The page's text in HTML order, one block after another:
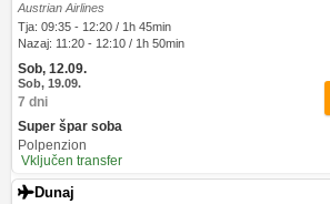
Austrian Airlines
Tja: 09:35 - 12:20 / 1h 45min
Nazaj: 11:20 - 12:10 / 1h 50min
Sob, 12.09.
Sob, 19.09.
7 dni
Super špar soba
Polpenzion
Vključen transfer
Dunaj